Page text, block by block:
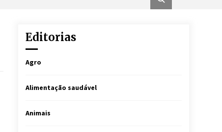
Editorias
Agro
Alimentação saudável
Animais